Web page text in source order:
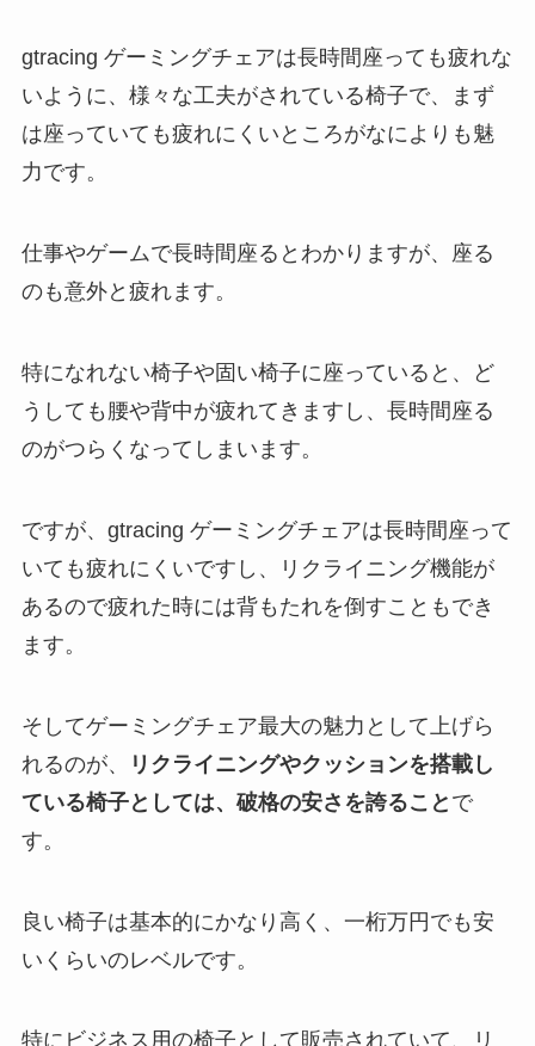
gtracing ゲーミングチェアは長時間座っても疲れな
いように、様々な工夫がされている椅子で、まず
は座っていても疲れにくいところがなによりも魅
力です。
仕事やゲームで長時間座るとわかりますが、座る
のも意外と疲れます。
特になれない椅子や固い椅子に座っていると、ど
うしても腰や背中が疲れてきますし、長時間座る
のがつらくなってしまいます。
ですが、gtracing ゲーミングチェアは長時間座って
いても疲れにくいですし、リクライニング機能が
あるので疲れた時には背もたれを倒すこともでき
ます。
そしてゲーミングチェア最大の魅力として上げら
れるのが、
リクライニングやクッションを搭載し
ている椅子としては、破格の安さを誇ること で
す。
良い椅子は基本的にかなり高く、一桁万円でも安
いくらいのレベルです。
特にビジネス用の椅子として販売されていて、リ